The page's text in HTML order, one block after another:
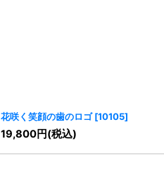
花咲く笑顔の歯のロゴ [10105]
19,800円(税込)